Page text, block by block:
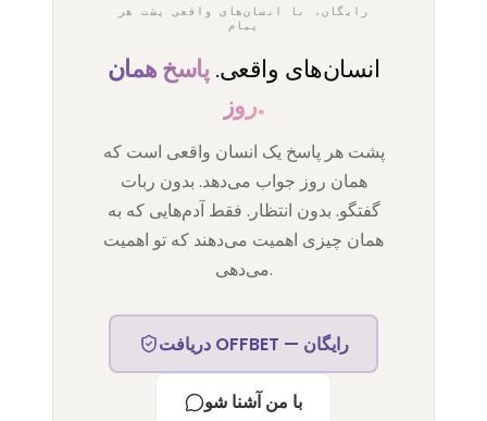
رایگان، با انسان‌های واقعی پشت هر
پیام
انسان‌های واقعی.پاسخ همان
روز.
پشت هر پاسخ یک انسان واقعی است که
همان روز جواب می‌دهد. بدون ربات
گفتگو. بدون انتظار. فقط آدم‌هایی که به
همان چیزی اهمیت می‌دهند که تو اهمیت
می‌دهی.
دریافت OFFBET — رایگان
با من آشنا شو